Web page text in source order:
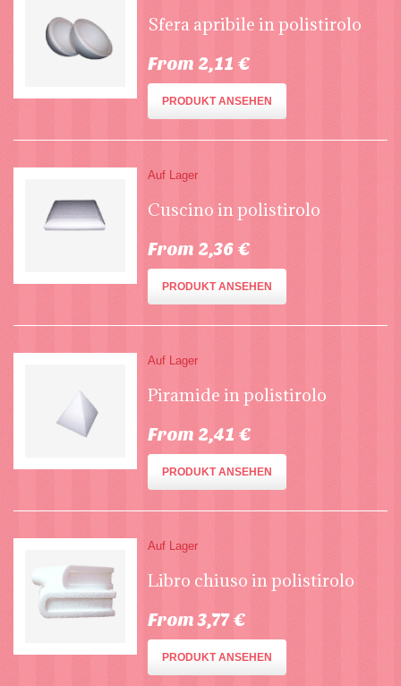
Sfera apribile in polistirolo
From 2,11 €
PRODUKT ANSEHEN
Auf Lager
Cuscino in polistirolo
From 2,36 €
PRODUKT ANSEHEN
Auf Lager
Piramide in polistirolo
From 2,41 €
PRODUKT ANSEHEN
Auf Lager
Libro chiuso in polistirolo
From 3,77 €
PRODUKT ANSEHEN